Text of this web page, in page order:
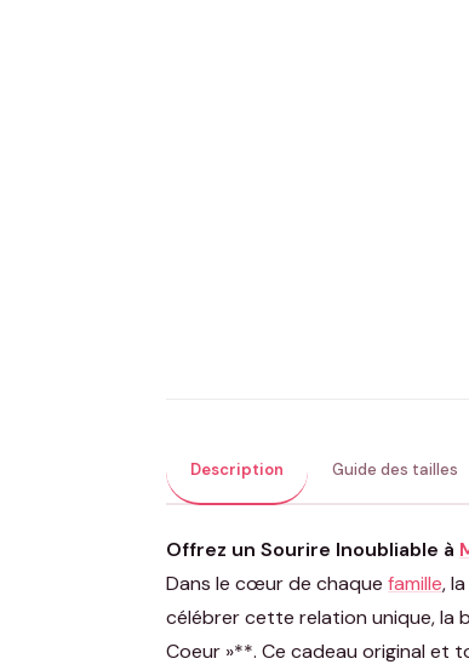
Description Guide des tailles
Offrez un Sourire Inoubliable à
Dans le cœur de chaque famille,
célébrer cette relation unique, la
Coeur »**. Ce cadeau original et